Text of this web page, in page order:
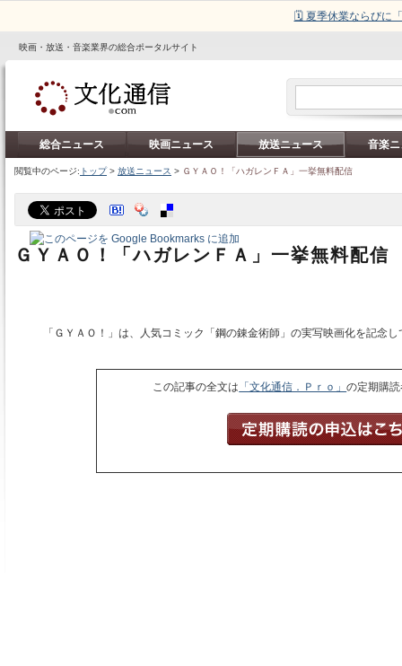
🗓️ 夏季休業ならびに
映画・放送・音楽業界の総合ポータルサイト
総合ニュース 映画ニュース 放送ニュース 音楽
閲覧中のページ: トップ> 放送ニュース > ＧＹＡＯ！「ハガレンＦＡ」一挙無料配信
ＧＹＡＯ！「ハガレンＦＡ」一挙無料配信
「ＧＹＡＯ！」は、人気コミック「鋼の錬金術師」の実写映画化を記念
この記事の全文は 「文化通信．Ｐｒｏ」の定期購